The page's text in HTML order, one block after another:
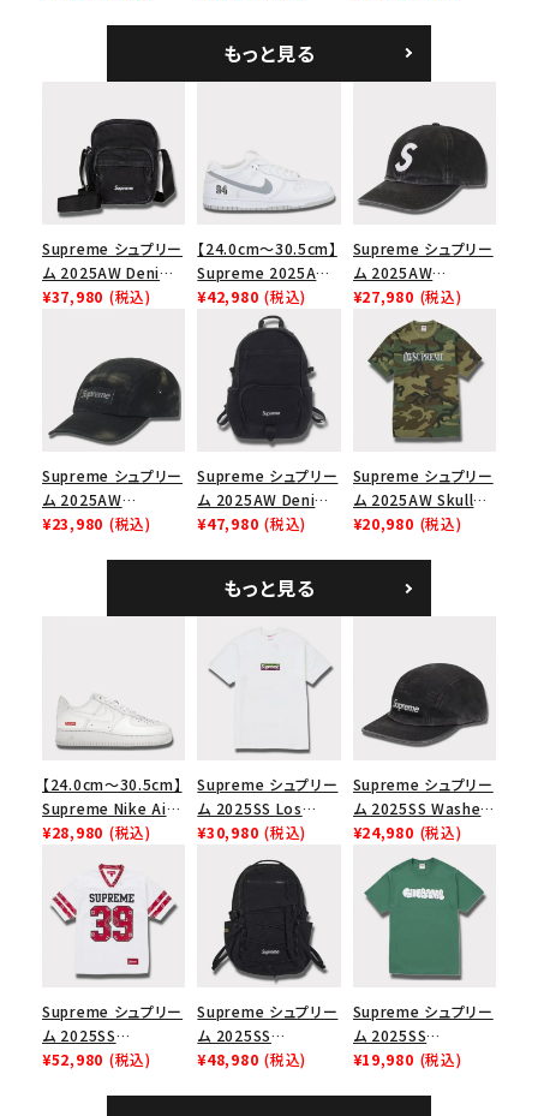
シックロゴ 6パネルキ
ャップ ブラック
もっと見る
Supreme シュプリー
ム 2025AW Denim
Shoulder Bag デニ
¥37,980 (税込)
【24.0cm～30.5cm】
Supreme 2025AW
Nike SB Dunk Low
ナイキ SB ダンク ロ
ー スニーカー ホワイ
¥42,980 (税込)
Supreme シュプリー
ム 2025AW
Pigment Coated
2-Tone S Logo 6-
Panel Cap ピグメン
トコーテッド 2トーン
エスロゴ 6パネルキャ
ップ ブラック
¥27,980 (税込)
Supreme シュプリー
ム 2025AW
Overdyed Camp
¥23,980 (税込)
Supreme シュプリー
ム 2025AW Denim
Backpack デニム バ
¥47,980 (税込)
Supreme シュプリー
ム 2025AW Skull
Tee スカル Tシャ
¥20,980 (税込)
もっと見る
【24.0cm～30.5cm】
Supreme Nike Air
Force 1 Low シュプ
ース１スニーカー シ
ューズ ホワイト
¥28,980 (税込)
Supreme シュプリー
ム 2025SS Los
Angeles Fire Relief
Box Logo Tee ファ
イヤーリリーフボック
スロゴTシャツ ホワ
イト 白
¥30,980 (税込)
Supreme シュプリー
ム 2025SS Washed
Chino Twill Camp
Cap ウォッシュチノツ
イルキャンプキャップ
ブラック 黒
¥24,980 (税込)
Supreme シュプリー
ム 2025SS
Bandana Football
¥52,980 (税込)
Supreme シュプリー
ム 2025SS
Backpack バックパッ
¥48,980 (税込)
Supreme シュプリー
ム 2025SS
Homerun Tee ホー
¥19,980 (税込)